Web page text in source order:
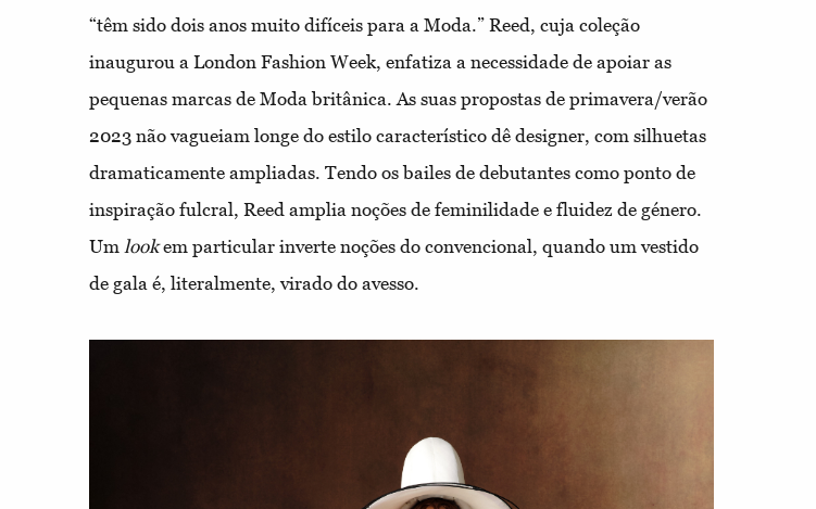
“têm sido dois anos muito difíceis para a Moda.” Reed, cuja coleção
inaugurou a London Fashion Week, enfatiza a necessidade de apoiar as
pequenas marcas de Moda britânica. As suas propostas de primavera/verão
2023 não vagueiam longe do estilo característico dê designer, com silhuetas
dramaticamente ampliadas. Tendo os bailes de debutantes como ponto de
inspiração fulcral, Reed amplia noções de feminilidade e fluidez de género.
Um lookem particular inverte noções do convencional, quando um vestido
de gala é, literalmente, virado do avesso.